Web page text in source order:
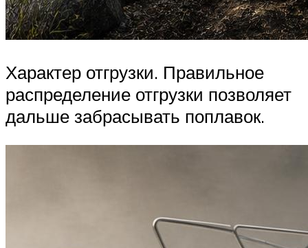
Характер отгрузки. Правильное
распределение отгрузки позволяет
дальше забрасывать поплавок.